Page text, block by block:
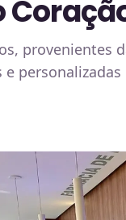
provenientes